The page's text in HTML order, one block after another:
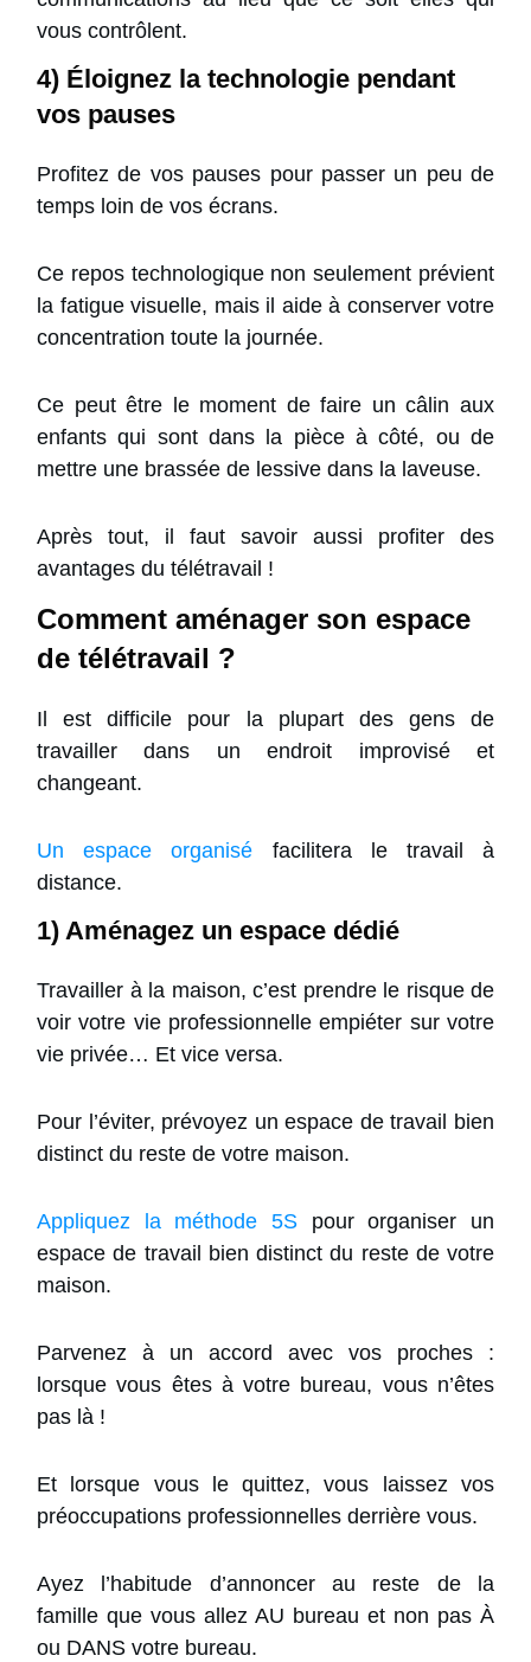
vous contrôlent.
4) Éloignez la technologie pendant
vos pauses
Profitez de vos pauses pour passer un peu de
temps loin de vos écrans.
Ce repos technologique non seulement prévient
la fatigue visuelle, mais il aide à conserver votre
concentration toute la journée.
Ce peut être le moment de faire un câlin aux
enfants qui sont dans la pièce à côté, ou de
mettre une brassée de lessive dans la laveuse.
Après tout, il faut savoir aussi profiter des
avantages du télétravail !
Comment aménager son espace
de télétravail ?
Il est difficile pour la plupart des gens de
travailler dans un endroit improvisé et
changeant.
Un espace organisé facilitera le travail à
distance.
1) Aménagez un espace dédié
Travailler à la maison, c’est prendre le risque de
voir votre vie professionnelle empiéter sur votre
vie privée… Et vice versa.
Pour l’éviter, prévoyez un espace de travail bien
distinct du reste de votre maison.
Appliquez la méthode 5S pour organiser un
espace de travail bien distinct du reste de votre
maison.
Parvenez à un accord avec vos proches :
lorsque vous êtes à votre bureau, vous n’êtes
pas là !
Et lorsque vous le quittez, vous laissez vos
préoccupations professionnelles derrière vous.
Ayez l’habitude d’annoncer au reste de la
famille que vous allez AU bureau et non pas À
ou DANS votre bureau.